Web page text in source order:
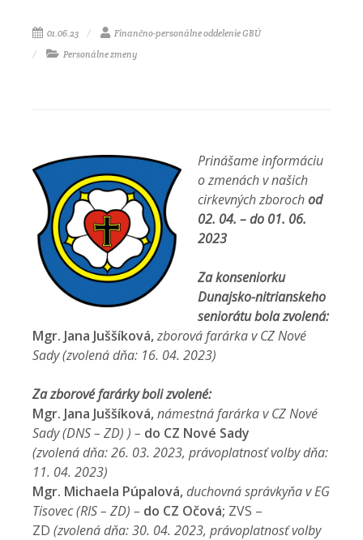
01.06.23
Finančno-personálne oddelenie GBÚ
Personálne zmeny
Prinášame informáciu
o zmenách v našich
cirkevných zborochod
02. 04. – do 01. 06.
2023
Za konseniorku
Dunajsko-nitrianskeho
seniorátu bola zvolená:
Mgr. Jana Juššíková,zborová farárka v CZ Nové
Sady(zvolená dňa: 16. 04. 2023)
Za zborové farárky boli zvolené:
Mgr. Jana Juššíková,námestná farárka v CZ Nové
Sady (DNS – ZD) ) – do CZ Nové Sady
(zvolená dňa: 26. 03. 2023, právoplatnosť volby dňa:
11. 04. 2023)
Mgr. Michaela Púpalová,duchovná správkyňa v EG
Tisovec (RIS – ZD) – do CZ Očová; ZVS –
ZD (zvolená dňa: 30. 04. 2023, právoplatnosť volby